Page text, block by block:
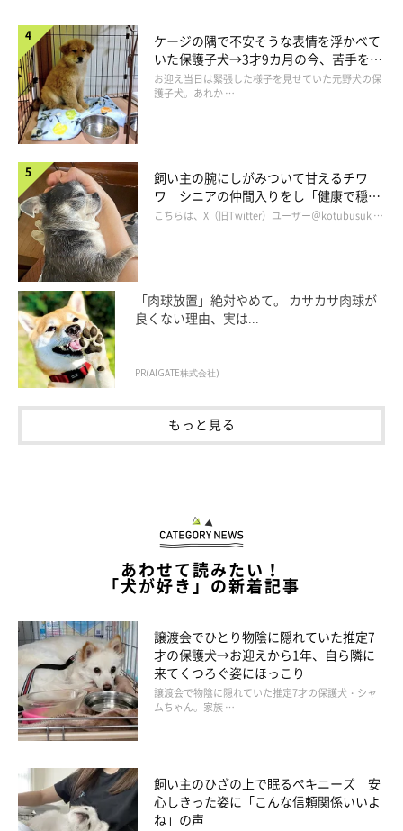
ケージの隅で不安そうな表情を浮かべて
いた保護子犬→3才9カ月の今、苦手を克
服し頼もしいコに成長！
お迎え当日は緊張した様子を見せていた元野犬の保
護子犬。あれか …
飼い主の腕にしがみついて甘えるチワ
ワ シニアの仲間入りをし「健康で穏や
かな暮らしが続いてほしい」と願う
こちらは、X（旧Twitter）ユーザー＠kotubusuk …
「肉球放置」絶対やめて。 カサカサ肉球が
良くない理由、実は...
PR(AIGATE株式会社)
もっと見る
あわせて読みたい！
「犬が好き」の新着記事
譲渡会でひとり物陰に隠れていた推定7
才の保護犬→お迎えから1年、自ら隣に
来てくつろぐ姿にほっこり
譲渡会で物陰に隠れていた推定7才の保護犬・シャ
ムちゃん。家族 …
飼い主のひざの上で眠るペキニーズ 安
心しきった姿に「こんな信頼関係いいよ
ね」の声